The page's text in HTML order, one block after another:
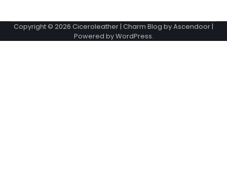
Copyright © 2026 Ciceroleather| Charm Blog byAscendoor|
Powered byWordPress.